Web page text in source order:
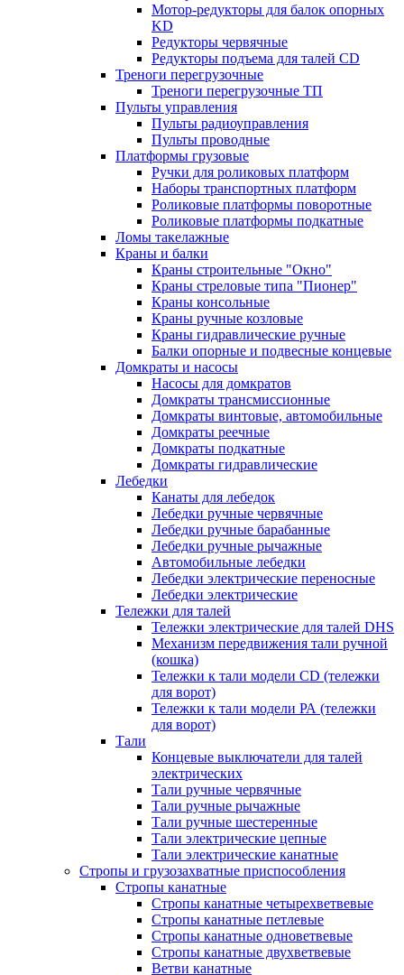
Мотор-редукторы для балок опорных
KD
Редукторы червячные
Редукторы подъема для талей CD
Треноги перегрузочные
Треноги перегрузочные ТП
Пульты управления
Пульты радиоуправления
Пульты проводные
Платформы грузовые
Ручки для роликовых платформ
Наборы транспортных платформ
Роликовые платформы поворотные
Роликовые платформы подкатные
Ломы такелажные
Краны и балки
Краны строительные "Окно"
Краны стреловые типа "Пионер"
Краны консольные
Краны ручные козловые
Краны гидравлические ручные
Балки опорные и подвесные концевые
Домкраты и насосы
Насосы для домкратов
Домкраты трансмиссионные
Домкраты винтовые, автомобильные
Домкраты реечные
Домкраты подкатные
Домкраты гидравлические
Лебедки
Канаты для лебедок
Лебедки ручные червячные
Лебедки ручные барабанные
Лебедки ручные рычажные
Автомобильные лебедки
Лебедки электрические переносные
Лебедки электрические
Тележки для талей
Тележки электрические для талей DHS
Механизм передвижения тали ручной
(кошка)
Тележки к тали модели CD (тележки
для ворот)
Тележки к тали модели РА (тележки
для ворот)
Тали
Концевые выключатели для талей
электрических
Тали ручные червячные
Тали ручные рычажные
Тали ручные шестеренные
Тали электрические цепные
Тали электрические канатные
Стропы и грузозахватные приспособления
Стропы канатные
Стропы канатные четырехветвевые
Стропы канатные петлевые
Стропы канатные одноветвевые
Стропы канатные двухветвевые
Ветви канатные